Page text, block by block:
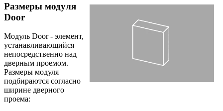
Размеры модуля
Door
Модуль Door - элемент,
устанавливающийся
непосредственно над
дверным проемом.
Размеры модуля
подбираются согласно
ширине дверного
проема: